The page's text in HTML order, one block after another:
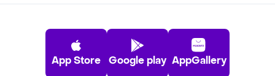
App Store Google play AppGallery